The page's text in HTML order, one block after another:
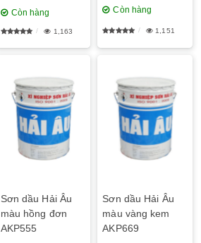
Còn hàng
1,163
Còn hàng
1,151
Sơn dầu Hải Âu
màu hồng đơn
AKP555
Sơn dầu Hải Âu
màu vàng kem
AKP669